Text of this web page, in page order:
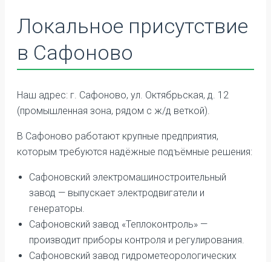
Локальное присутствие
в Сафоново
Наш адрес: г. Сафоново, ул. Октябрьская, д. 12
(промышленная зона, рядом с ж/д веткой).
В Сафоново работают крупные предприятия,
которым требуются надёжные подъёмные решения:
Сафоновский электромашиностроительный
завод — выпускает электродвигатели и
генераторы.
Сафоновский завод «Теплоконтроль» —
производит приборы контроля и регулирования.
Сафоновский завод гидрометеорологических